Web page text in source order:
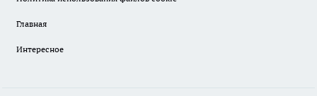
Главная
Интересное